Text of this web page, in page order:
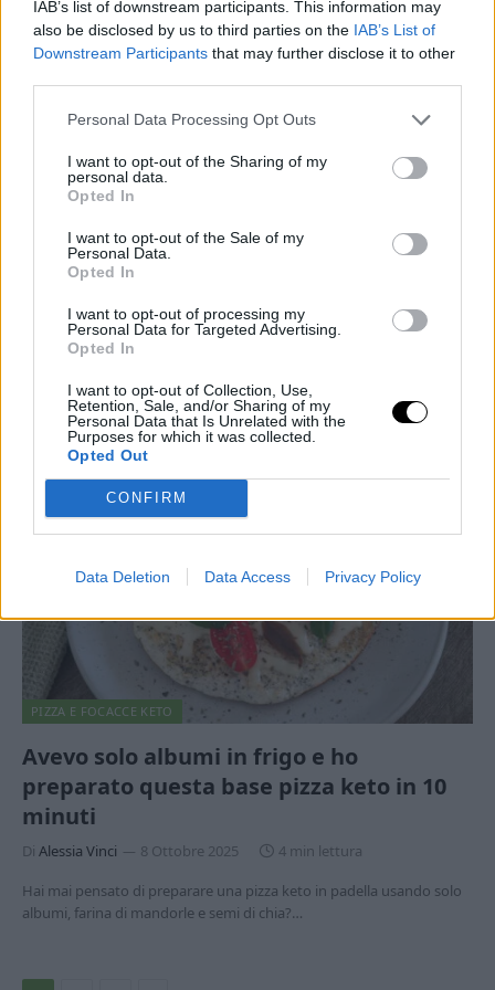
IAB’s list of downstream participants. This information may
also be disclosed by us to third parties on the IAB’s List of
Downstream Participants that may further disclose it to other
Personal Data Processing Opt Outs
I want to opt-out of the Sharing of my
personal data.
Opted In
I want to opt-out of the Sale of my
Personal Data.
Opted In
I want to opt-out of processing my
Personal Data for Targeted Advertising.
Opted In
I want to opt-out of Collection, Use,
Retention, Sale, and/or Sharing of my
Personal Data that Is Unrelated with the
Purposes for which it was collected.
Opted Out
CONFIRM
Data Deletion Data Access Privacy Policy
PIZZA E FOCACCE KETO
mia focaccia perfetta!
Alessia Vinci
Hai mai provato una focaccia keto al cavolfiore con gli albumi che
resta davvero alta, soffice e compatta anche senza…
PIZZA E FOCACCE KETO
Avevo solo albumi in frigo e ho
preparato questa base pizza keto in 10
minuti
Di Alessia Vinci 8 Ottobre 2025
4 min lettura
Hai mai pensato di preparare una pizza keto in padella usando solo
albumi, farina di mandorle e semi di chia?…